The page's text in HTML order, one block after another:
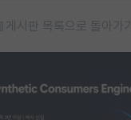
게시판 목록으로 돌아가기